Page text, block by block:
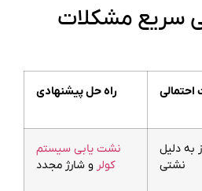
سریع مشکلات
احتمالی راه حل پیشنهادی
به دلیل
نشتی
نشت یابی سیستم
کولر و شارژ مجدد